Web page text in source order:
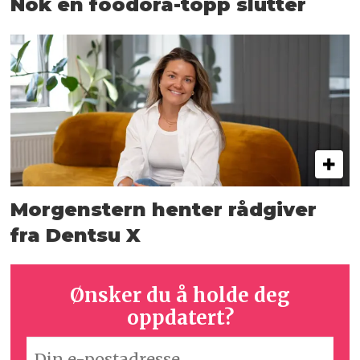
Nok en foodora-topp slutter
Morgenstern henter rådgiver
fra Dentsu X
Ønsker du å holde deg
oppdatert?